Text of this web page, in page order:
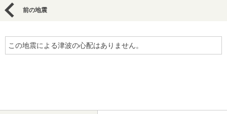
前の地震
この地震による津波の心配はありません。